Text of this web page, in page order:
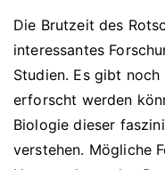
Die Brutzeit des
interessantes
Studien. Es gibt
erforscht werden
Biologie dieser
verstehen. Mögliche